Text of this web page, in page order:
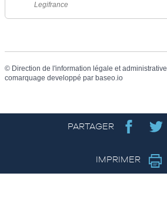
Legifrance
© Direction de l'information légale et administrative
comarquage developpé par baseo.io
PARTAGER
IMPRIMER